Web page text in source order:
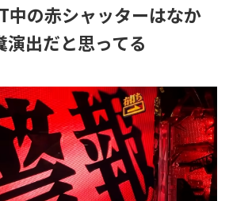
中の赤シャッターはなか
出だと思ってる